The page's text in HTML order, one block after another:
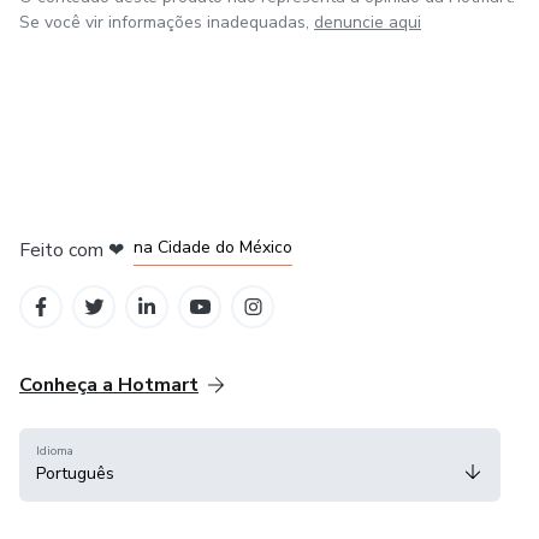
Se você vir informações inadequadas, denuncie aqui
Feito com ❤ na Cidade do México
Conheça a Hotmart
Idioma
Português